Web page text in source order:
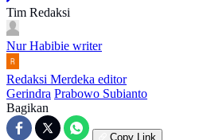
Tim Redaksi
Nur Habibie writer
Redaksi Merdeka editor
Gerindra Prabowo Subianto
Bagikan
Copy Link